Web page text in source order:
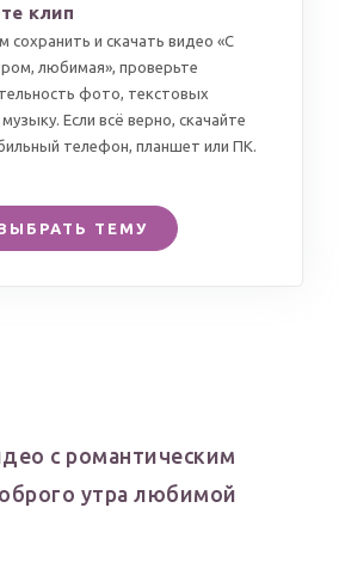
клип
сохранить и скачать видео «С
любимая», проверьте
фото, текстовых
Если всё верно, скачайте
телефон, планшет или ПК.
ТЕМУ
с романтическим
утра любимой